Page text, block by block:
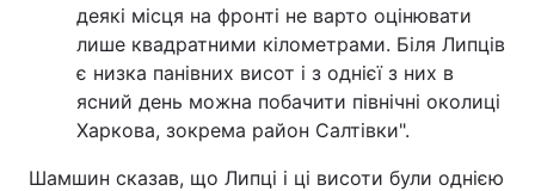
деякі місця на фронті не варто оцінювати
лише квадратними кілометрами. Біля Липців
є низка панівних висот і з однієї з них в
ясний день можна побачити північні околиці
Харкова, зокрема район Салтівки".
Шамшин сказав, що Липці і ці висоти були однією